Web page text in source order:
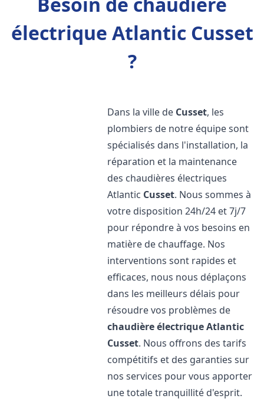
électrique Atlantic Cusset
?
Dans la ville de Cusset, les
plombiers de notre équipe sont
spécialisés dans l'installation, la
réparation et la maintenance
des chaudières électriques
Atlantic Cusset. Nous sommes à
votre disposition 24h/24 et 7j/7
pour répondre à vos besoins en
matière de chauffage. Nos
interventions sont rapides et
efficaces, nous nous déplaçons
dans les meilleurs délais pour
résoudre vos problèmes de
chaudière électrique Atlantic
Cusset. Nous offrons des tarifs
compétitifs et des garanties sur
nos services pour vous apporter
une totale tranquillité d'esprit.